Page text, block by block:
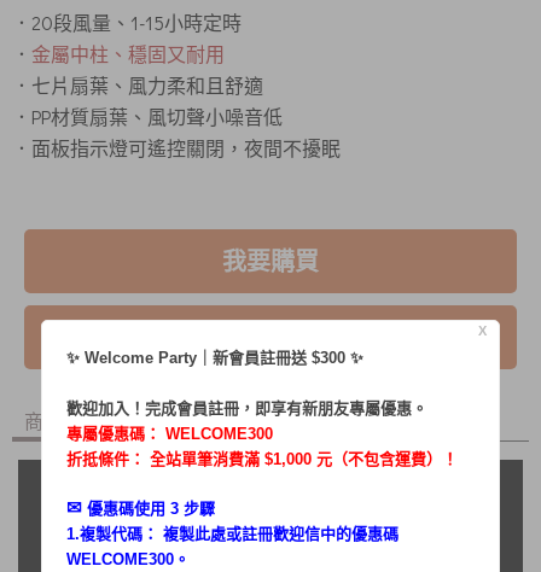
．20段風量、1-15小時定時
． 金屬中柱、穩固又耐用
．七片扇葉、風力柔和且舒適
．PP材質扇葉、風切聲小噪音低
．面板指示燈可遙控關閉，夜間不擾眠
我要購買
商品內容 商品討論
X
✨ Welcome Party｜新會員註冊送 $300 ✨
歡迎加入！完成會員註冊，即享有新朋友專屬優惠。
專屬優惠碼： WELCOME300
折抵條件： 全站單筆消費滿 $1,000 元（不包含運費）！
✉︎ 優惠碼使用 3 步驟
1.複製代碼： 複製此處或註冊歡迎信中的優惠碼
WELCOME300。